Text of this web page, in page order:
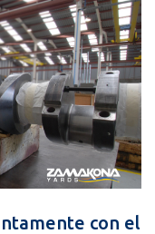
con el